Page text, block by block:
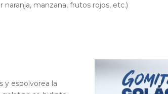
manzana, frutos rojos, etc.)
y espolvorea la